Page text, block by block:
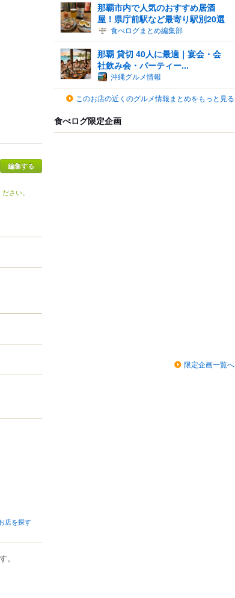
さい。
店を探す
。
那覇市内で人気のおすすめ居酒
屋！県庁前駅など最寄り駅別20選
食べログまとめ編集部
那覇 貸切 40人に最適｜宴会・会
社飲み会・パーティー...
沖縄グルメ情報
このお店の近くのグルメ情報まとめをもっと見る
食べログ限定企画
限定企画一覧へ